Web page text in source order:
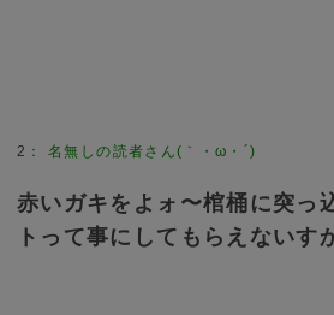
2 ：名無しの読者さん(｀・ω・´)
赤いガキをよォ〜棺桶に突っ
トって事にしてもらえないす